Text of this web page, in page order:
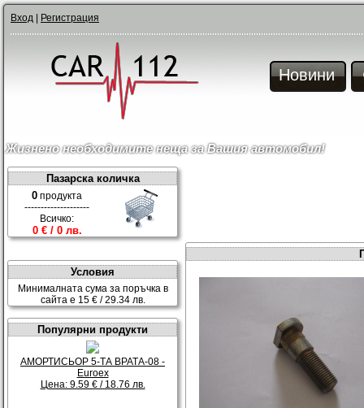
Вход Регистрация
Новини
Жизнено необходимите неща за Вашия автомобил!
Пазарска количка
0 продукта
--------------------
Всичко:
0 € / 0 лв.
Условия
Минималната сума за поръчка в
сайта е 15 € / 29.34 лв.
Популярни продукти
АМОРТИСЬОР 5-ТА ВРАТА-08 -
Euroex
Цена: 9.59 € / 18.76 лв.